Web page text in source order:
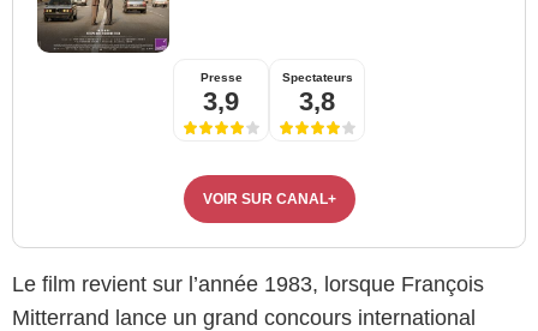
Presse
3,9
Spectateurs
3,8
VOIR SUR CANAL+
Le film revient sur l’année 1983, lorsque François
Mitterrand lance un grand concours international